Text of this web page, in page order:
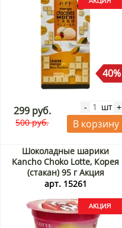
40%
299 руб.
500 руб.
- шт +
В корзину
Шоколадные шарики
Kancho Choko Lotte, Корея
(стакан) 95 г Акция
арт. 15261